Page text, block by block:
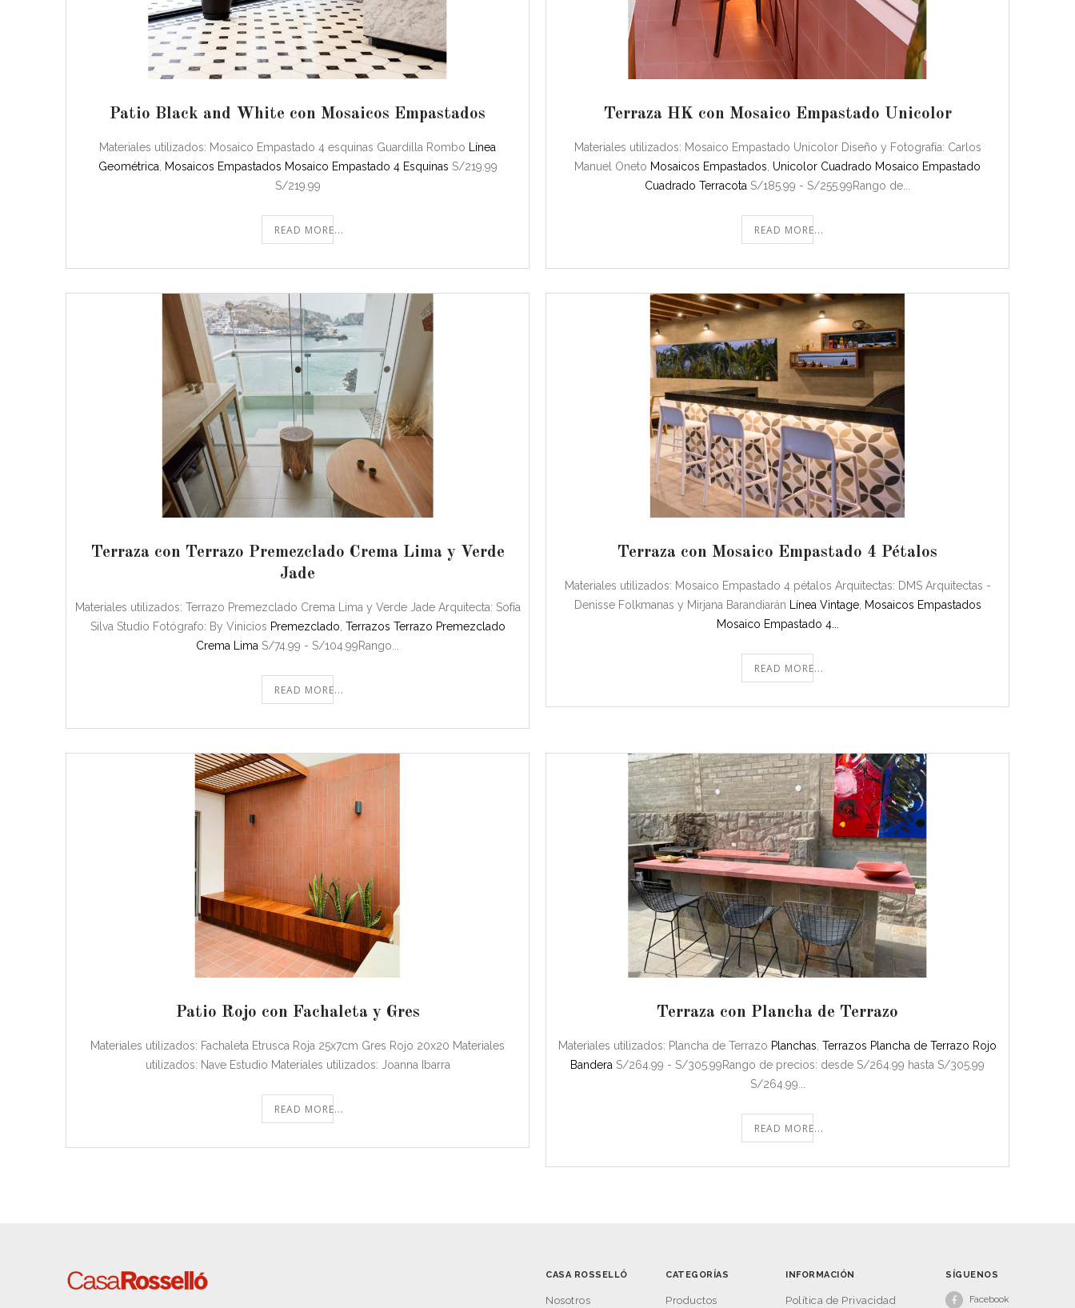
Patio Black and White con Mosaicos Empastados
Materiales utilizados: Mosaico Empastado 4 esquinas Guardilla Rombo
Línea
Geométrica
Mosaicos Empastados Mosaico Empastado 4 Esquinas S/219.99
S/219.99
READ MORE...
Terraza HK con Mosaico Empastado Unicolor
Materiales utilizados: Mosaico Empastado Unicolor Diseño y Fotografía: Carlos
Manuel Oneto Mosaicos Empastados Unicolor Cuadrado Mosaico Empastado
Cuadrado Terracota S/185.99 - S/255.99Rango de...
READ MORE...
Terraza con Terrazo Premezclado Crema Lima y Verde
Jade
Materiales utilizados: Terrazo Premezclado Crema Lima y Verde Jade Arquitecta: Sofía
Silva Studio Fotógrafo: By Vinicios Premezclado Terrazos Terrazo Premezclado
Crema Lima S/74.99 - S/104.99Rango...
READ MORE...
Terraza con Mosaico Empastado 4 Pétalos
Materiales utilizados: Mosaico Empastado 4 pétalos Arquitectas: DMS Arquitectas -
Denisse Folkmanas y Mirjana Barandiarán
Línea Vintage, Mosaicos Empastados
Mosaico Empastado 4...
READ MORE...
Patio Rojo con Fachaleta y Gres
Materiales utilizados: Fachaleta Etrusca Roja 25x7cm Gres Rojo 20x20 Materiales
utilizados: Nave Estudio Materiales utilizados: Joanna Ibarra
READ MORE...
Terraza con Plancha de Terrazo
Materiales utilizados: Plancha de Terrazo Planchas Terrazos Plancha de Terrazo Rojo
Bandera S/264.99 - S/305.99Rango de precios: desde S/264.99 hasta S/305.99
S/264.99...
READ MORE...
CASA ROSSELLÓ
Nosotros
CATEGORÍAS
Productos
INFORMACIÓN
Política de Privacidad
SÍGUENOS
Facebook